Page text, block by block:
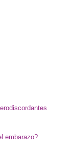
embarazo?